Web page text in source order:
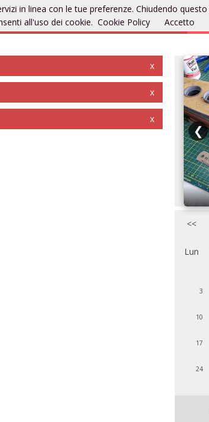
x
x
x
Forum
❮
<<
Lun
3
10
17
24
in linea con le tue preferenze. Chiudendo
all'uso dei cookie. Cookie Policy Accetto